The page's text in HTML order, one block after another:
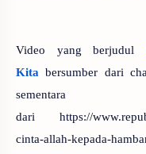
Video yang berjudul
Kita bersumber dari
dari https://
cinta-allah-kepada-